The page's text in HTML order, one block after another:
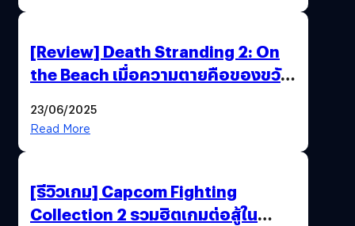
[Review] Death Stranding 2: On
the Beach เมื่อความตายคือของขวัญ
ของมนุษย์
23/06/2025
Read More
[รีวิวเกม] Capcom Fighting
Collection 2 รวมฮิตเกมต่อสู้ใน